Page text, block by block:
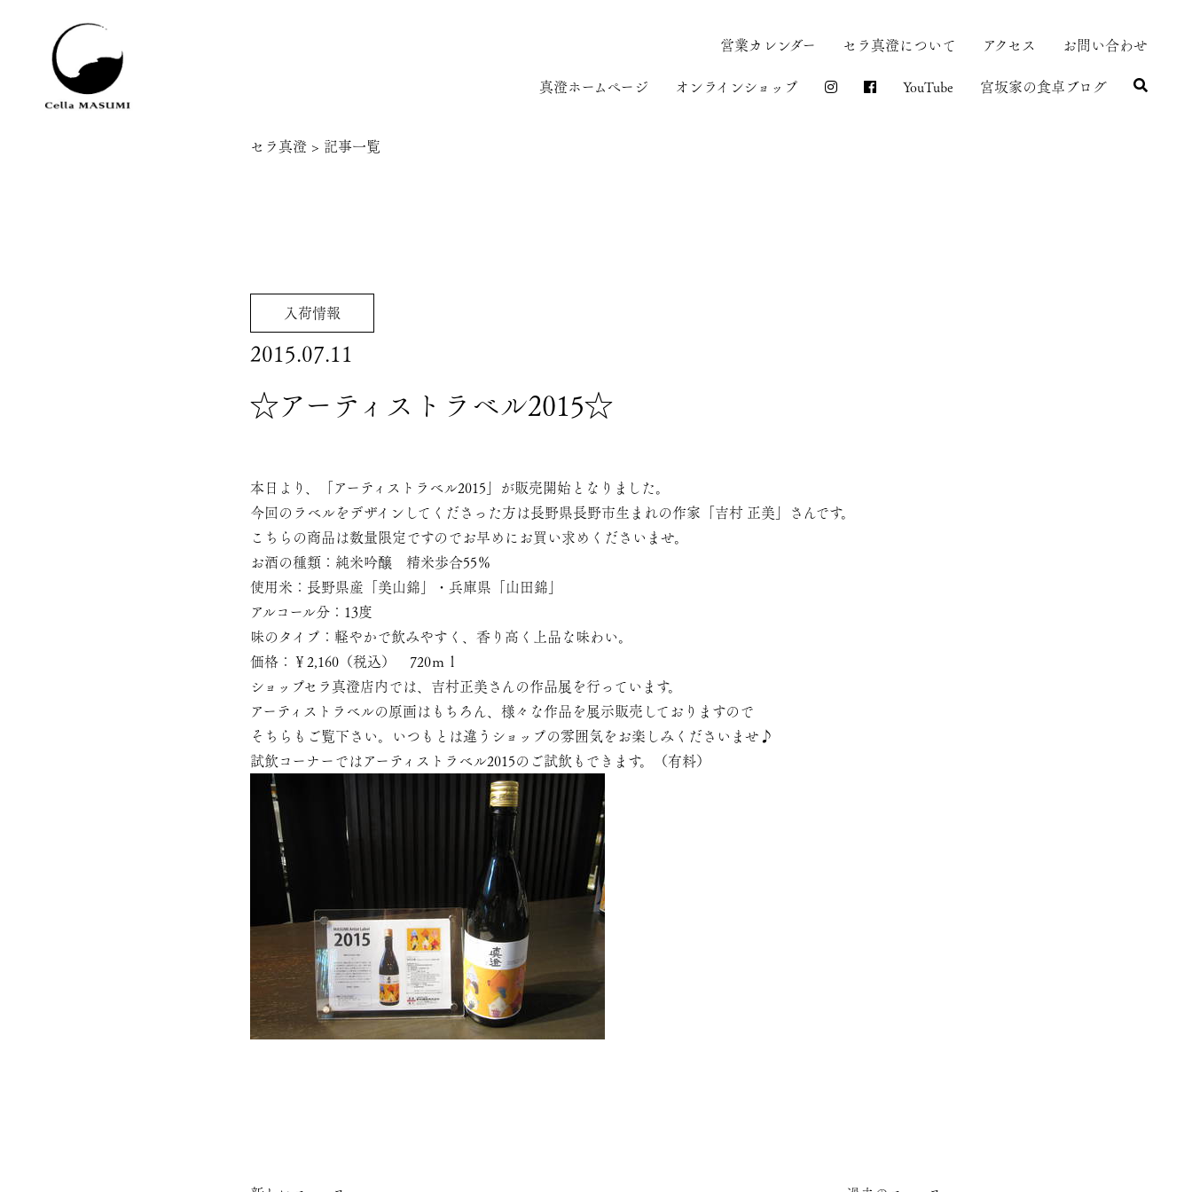
営業カレンダー セラ真澄について アクセス お問い合わせ
真澄ホームページ オンラインショップ YouTube 宮坂家の食卓ブログ
セラ真澄 > 記事一覧
入荷情報
2015.07.11
☆アーティストラベル2015☆
本日より、「アーティストラベル2015」が販売開始となりました。
今回のラベルをデザインしてくださった方は長野県長野市生まれの作家「吉村 正美」さんです。
こちらの商品は数量限定ですのでお早めにお買い求めくださいませ。
お酒の種類：純米吟醸 精米歩合55％
使用米：長野県産「美山錦」・兵庫県「山田錦」
アルコール分：13度
味のタイプ：軽やかで飲みやすく、香り高く上品な味わい。
価格：￥2,160（税込） 720ｍｌ
ショップセラ真澄店内では、吉村正美さんの作品展を行っています。
アーティストラベルの原画はもちろん、様々な作品を展示販売しておりますので
そちらもご覧下さい。いつもとは違うショップの雰囲気をお楽しみくださいませ♪
試飲コーナーではアーティストラベル2015のご試飲もできます。（有料）